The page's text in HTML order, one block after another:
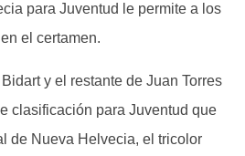
para Juventud le permite a los
el certamen.
y el restante de Juan Torres
clasificación para Juventud que
de Nueva Helvecia, el tricolor